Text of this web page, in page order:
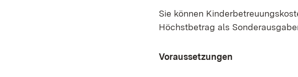
Sie können
Höchstbetrag als
Voraussetzungen